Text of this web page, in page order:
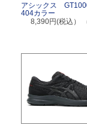
アシックス
404カラー
8,390円(税込）